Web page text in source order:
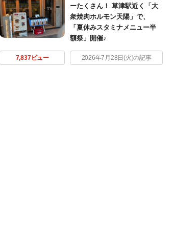
ーたくさん！ 草津駅近く「大
衆焼肉ホルモン天陽」で、
「夏休みスタミナメニュー半
額祭」開催♪
7,837ビュー 2026年7月28日(火)の記事